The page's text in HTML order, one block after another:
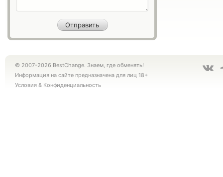
© 2007-2026 BestChange. Знаем, где обменять!
Информация на сайте предназначена для лиц 18+
Условия & Конфиденциальность